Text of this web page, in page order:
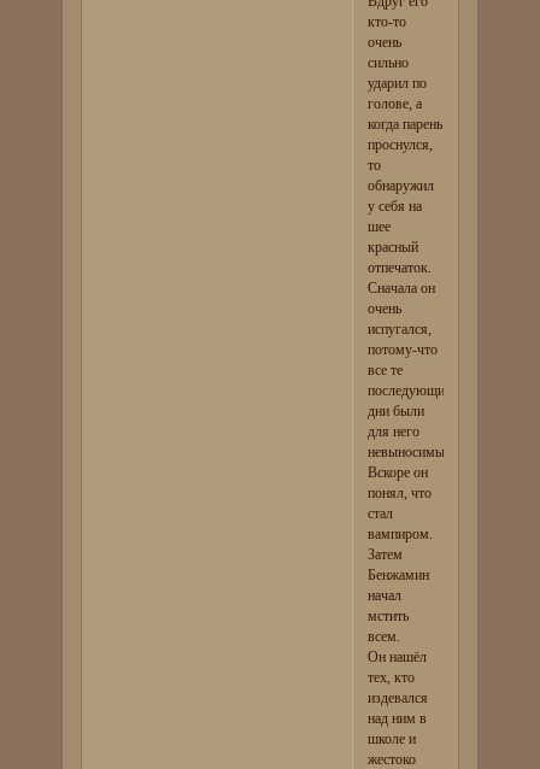
кто-то
очень
сильно
ударил по
голове, а
когда парень
проснулся,
то
обнаружил
у себя на
шее
красный
отпечаток.
Сначала он
очень
испугался,
потому-что
все те
последующие
дни были
для него
невыносимы.
Вскоре он
понял, что
стал
вампиром.
Затем
Бенжамин
начал
мстить
всем.
Он нашёл
тех, кто
издевался
над ним в
школе и
жестоко